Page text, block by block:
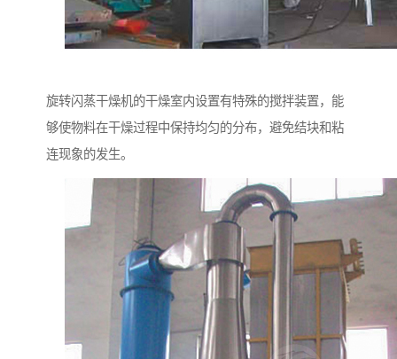
旋转闪蒸干燥机的干燥室内设置有特殊的搅拌装置，能
够使物料在干燥过程中保持均匀的分布，避免结块和粘
连现象的发生。